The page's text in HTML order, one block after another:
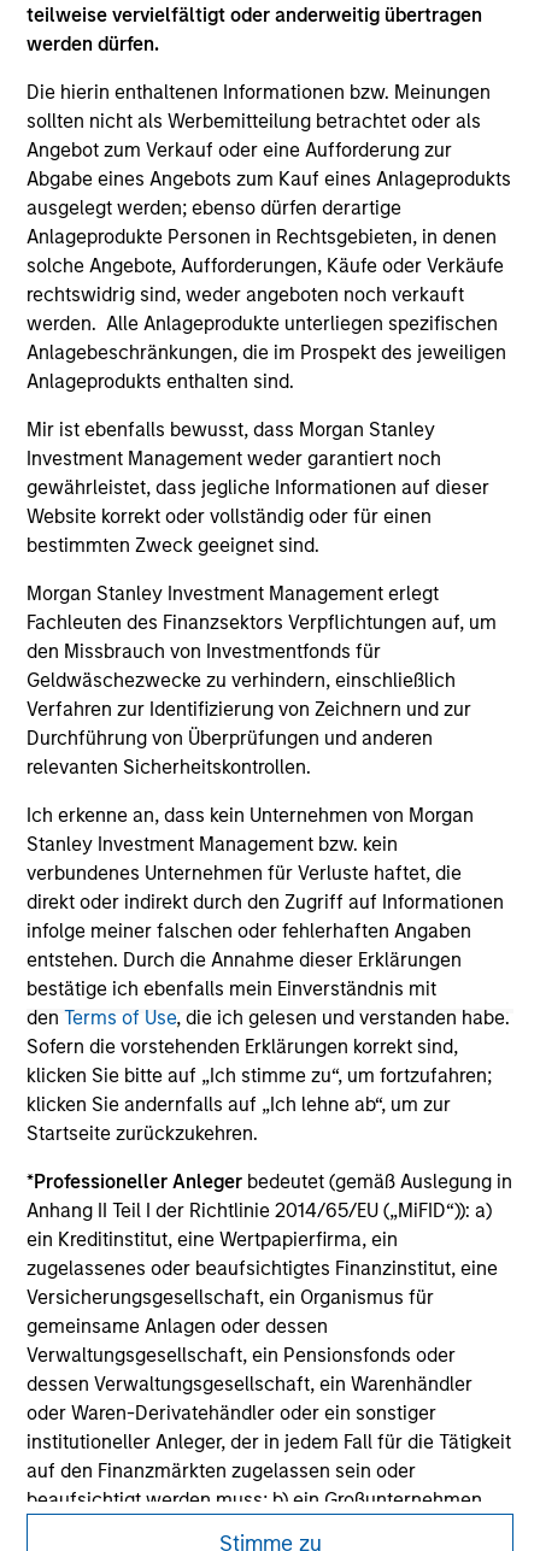
teilweise vervielfältigt oder anderweitig übertragen
werden dürfen.
Die hierin enthaltenen Informationen bzw. Meinungen
sollten nicht als Werbemitteilung betrachtet oder als
Angebot zum Verkauf oder eine Aufforderung zur
Abgabe eines Angebots zum Kauf eines Anlageprodukts
ausgelegt werden; ebenso dürfen derartige
Anlageprodukte Personen in Rechtsgebieten, in denen
solche Angebote, Aufforderungen, Käufe oder Verkäufe
rechtswidrig sind, weder angeboten noch verkauft
werden. Alle Anlageprodukte unterliegen spezifischen
Anlagebeschränkungen, die im Prospekt des jeweiligen
Anlageprodukts enthalten sind.
Mir ist ebenfalls bewusst, dass Morgan Stanley
Investment Management weder garantiert noch
gewährleistet, dass jegliche Informationen auf dieser
Website korrekt oder vollständig oder für einen
bestimmten Zweck geeignet sind.
Morgan Stanley Investment Management erlegt
Fachleuten des Finanzsektors Verpflichtungen auf, um
den Missbrauch von Investmentfonds für
Geldwäschezwecke zu verhindern, einschließlich
Verfahren zur Identifizierung von Zeichnern und zur
Durchführung von Überprüfungen und anderen
relevanten Sicherheitskontrollen.
Ich erkenne an, dass kein Unternehmen von Morgan
Stanley Investment Management bzw. kein
verbundenes Unternehmen für Verluste haftet, die
direkt oder indirekt durch den Zugriff auf Informationen
infolge meiner falschen oder fehlerhaften Angaben
entstehen. Durch die Annahme dieser Erklärungen
bestätige ich ebenfalls mein Einverständnis mit
denTerms of Use, die ich gelesen und verstanden habe.
Sofern die vorstehenden Erklärungen korrekt sind,
klicken Sie bitte auf „Ich stimme zu“, um fortzufahren;
klicken Sie andernfalls auf „Ich lehne ab“, um zur
Startseite zurückzukehren.
*Professioneller Anleger bedeutet (gemäß Auslegung in
Anhang II Teil I der Richtlinie 2014/65/EU („MiFID“)): a)
ein Kreditinstitut, eine Wertpapierfirma, ein
zugelassenes oder beaufsichtigtes Finanzinstitut, eine
Versicherungsgesellschaft, ein Organismus für
gemeinsame Anlagen oder dessen
Verwaltungsgesellschaft, ein Pensionsfonds oder
dessen Verwaltungsgesellschaft, ein Warenhändler
oder Waren-Derivatehändler oder ein sonstiger
institutioneller Anleger, der in jedem Fall für die Tätigkeit
auf den Finanzmärkten zugelassen sein oder
beaufsichtigt werden muss; b) ein Großunternehmen,
das mindestens zwei der folgenden
Stimme zu
Team Insights
ARTICLE
AI Funding: The Bull and Bear
Investment Cases
Is AI fueling a new productivity supercycle or
facing structural limits in a rapidly evolving
both views in their “Bull vs. Bear” debate.
May not represent all Team Members.
The information on this page is for informational
purposes only. The information contained herein does
not constitute and should not be construed as an
offering of advisory services or an offer to sell or a
solicitation of an offer to buy any securities in any
jurisdiction in which such offer or solicitation,
purchase or sale would be unlawful under the
securities, insurance or other laws of such jurisdiction.
All investing involves risks, including a loss of principal.
Please refer to the strategy detail page for important
information on the strategy, including additional risk
considerations.